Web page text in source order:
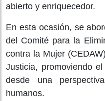
abierto y enriquecedor.
En esta ocasión, se
del Comité para la
contra la Mujer
Justicia, promoviendo
desde una
humanos.